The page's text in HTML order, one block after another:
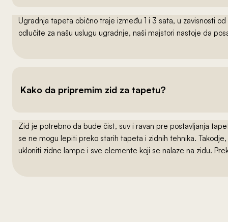
Ugradnja tapeta obično traje između 1 i 3 sata, u zavisnosti
odlučite za našu uslugu ugradnje, naši majstori nastoje da
Kako da pripremim zid za tapetu?
Zid je potrebno da bude čist, suv i ravan pre postavljanja
se ne mogu lepiti preko starih tapeta i zidnih tehnika.
ukloniti zidne lampe i sve elemente koji se nalaze na zidu.